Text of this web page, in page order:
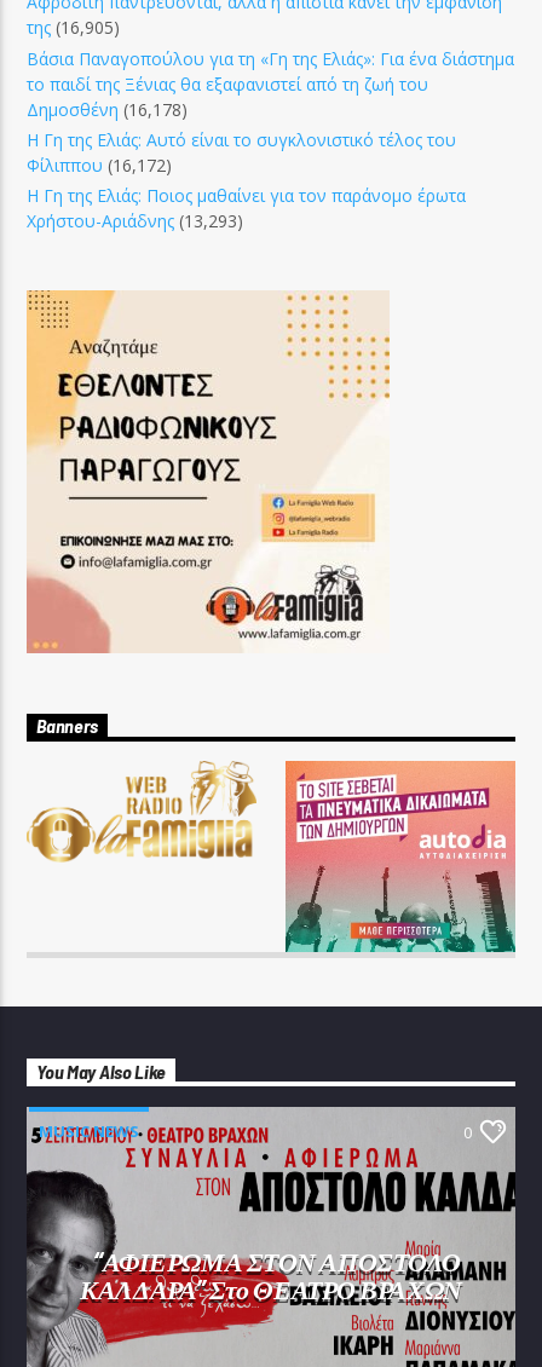
της (16,905)
Βάσια Παναγοπούλου για τη «Γη της Ελιάς»: Για ένα διάστημα
το παιδί της Ξένιας θα εξαφανιστεί από τη ζωή του
Δημοσθένη (16,178)
Η Γη της Ελιάς: Αυτό είναι το συγκλονιστικό τέλος του
Φίλιππου (16,172)
Η Γη της Ελιάς: Ποιος μαθαίνει για τον παράνομο έρωτα
Χρήστου-Αριάδνης (13,293)
Banners
You May Also Like
MUSIC NEWS 0
“ΑΦΙΕΡΩΜΑ ΣΤΟΝ ΑΠΟΣΤΟΛΟ
ΚΑΛΔΑΡΑ” Στο ΘΕΑΤΡΟ ΒΡΑΧΩΝ